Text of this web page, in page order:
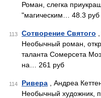
Роман, слегка
"магическим… 48.3 руб
113 Сотворение Святого
Необычный роман,
таланта Сомерсета
на… 261 руб
114 Ривера , Андреа
Необычный художник,